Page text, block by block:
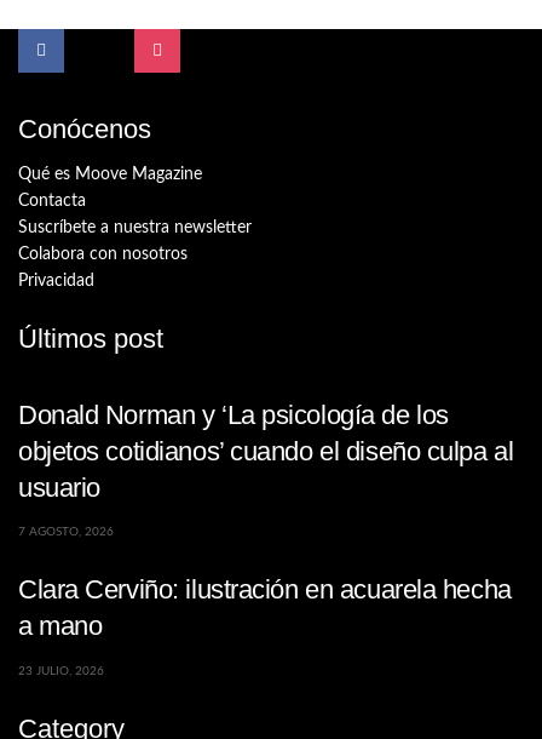
Conócenos
Qué es Moove Magazine
Contacta
Suscríbete a nuestra newsletter
Colabora con nosotros
Privacidad
Últimos post
Donald Norman y ‘La psicología de los
objetos cotidianos’ cuando el diseño culpa al
usuario
7 AGOSTO, 2026
Clara Cerviño: ilustración en acuarela hecha
a mano
23 JULIO, 2026
Category